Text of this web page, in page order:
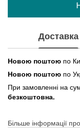
Доставка
Новою поштою по
Новою поштою по
При замовленні на
безкоштовна.
Більше інформації